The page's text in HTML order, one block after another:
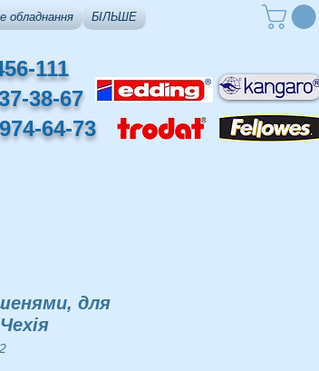
обладнання БІЛЬШЕ
111
38-67
64-73
для